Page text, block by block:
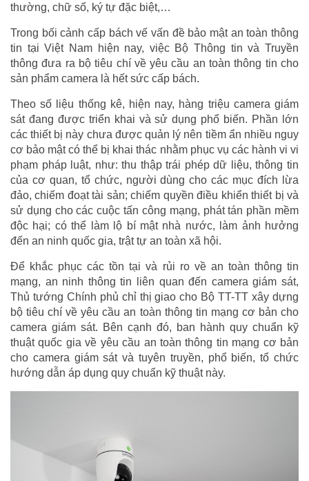
thường, chữ số, ký tự đặc biệt,…
Trong bối cảnh cấp bách vế vấn đề bảo mật an toàn thông
tin tại Việt Nam hiện nay, việc Bộ Thông tin và Truyền
thông đưa ra bộ tiêu chí về yêu cầu an toàn thông tin cho
sản phẩm camera là hết sức cấp bách.
Theo số liệu thống kê, hiện nay, hàng triệu camera giám
sát đang được triển khai và sử dụng phổ biến. Phần lớn
các thiết bị này chưa được quản lý nên tiềm ẩn nhiều nguy
cơ bảo mật có thể bị khai thác nhằm phục vụ các hành vi vi
phạm pháp luật, như: thu thập trái phép dữ liệu, thông tin
của cơ quan, tổ chức, người dùng cho các mục đích lừa
đảo, chiếm đoạt tài sản; chiếm quyền điều khiển thiết bị và
sử dụng cho các cuộc tấn công mạng, phát tán phần mềm
độc hại; có thể làm lộ bí mật nhà nước, làm ảnh hưởng
đến an ninh quốc gia, trật tự an toàn xã hội.
Để khắc phục các tồn tại và rủi ro về an toàn thông tin
mạng, an ninh thông tin liên quan đến camera giám sát,
Thủ tướng Chính phủ chỉ thị giao cho Bộ TT-TT xây dựng
bộ tiêu chí về yêu cầu an toàn thông tin mạng cơ bản cho
camera giám sát. Bên cạnh đó, ban hành quy chuẩn kỹ
thuật quốc gia về yêu cầu an toàn thông tin mạng cơ bản
cho camera giám sát và tuyên truyền, phổ biến, tổ chức
hướng dẫn áp dụng quy chuẩn kỹ thuật này.